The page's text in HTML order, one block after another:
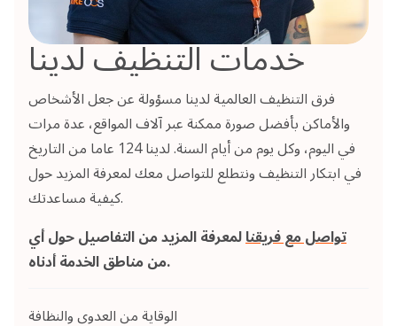
خدمات التنظيف لدينا
فرق التنظيف العالمية لدينا مسؤولة عن جعل الأشخاص
والأماكن بأفضل صورة ممكنة عبر آلاف المواقع، عدة مرات
في اليوم، وكل يوم من أيام السنة. لدينا 124 عاما من التاريخ
في ابتكار التنظيف ونتطلع للتواصل معك لمعرفة المزيد حول
كيفية مساعدتك.
تواصل مع فريقنا لمعرفة المزيد من التفاصيل حول أي
من مناطق الخدمة أدناه.
الوقاية من العدوى والنظافة